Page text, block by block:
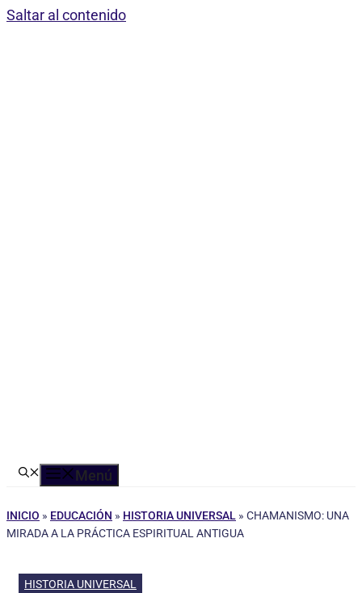
Saltar al contenido
Menú
INICIO » EDUCACIÓN » HISTORIA UNIVERSAL » CHAMANISMO: UNA
MIRADA A LA PRÁCTICA ESPIRITUAL ANTIGUA
HISTORIA UNIVERSAL